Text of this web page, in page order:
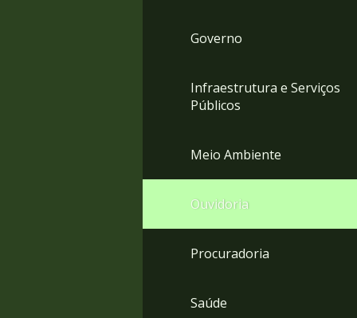
Governo
Infraestrutura e Serviços
Públicos
Meio Ambiente
Ouvidoria
Procuradoria
Saúde